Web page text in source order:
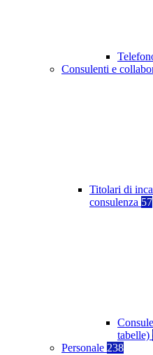
Consulenti e
Titolari di
consulenza 57
tabelle)
Personale 238